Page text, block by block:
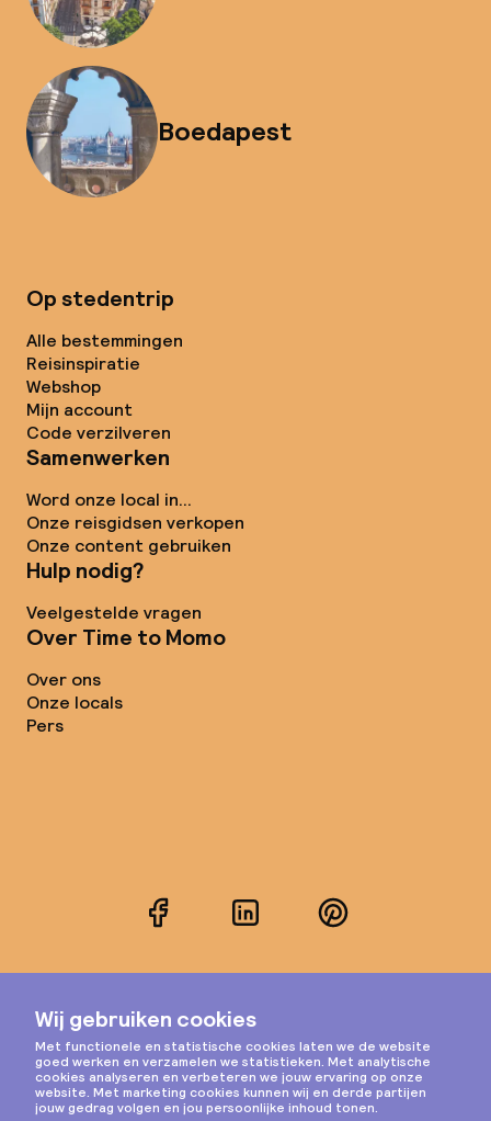
Boedapest
Op stedentrip
Alle bestemmingen
Reisinspiratie
Webshop
Mijn account
Code verzilveren
Samenwerken
Word onze local in...
Onze reisgidsen verkopen
Onze content gebruiken
Hulp nodig?
Veelgestelde vragen
Over Time to Momo
Over ons
Onze locals
Pers
FacebookLinkedInPinterest
Instagram